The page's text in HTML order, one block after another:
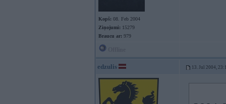
Kopš: 08. Feb 2004
Ziņojumi: 15279
Braucu ar: 979
edzulis 13. Jul 2004,